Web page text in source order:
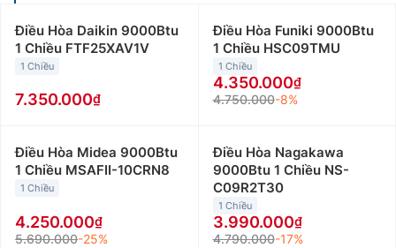
Điều Hòa Daikin 9000Btu
1 Chiều FTF25XAV1V
1 Chiều
7.350.000
Điều Hòa Funiki 9000Btu
1 Chiều HSC09TMU
1 Chiều
4.350.000
4.750.000-8%
Điều Hòa Midea 9000Btu
1 Chiều MSAFII-10CRN8
1 Chiều
4.250.000
5.690.000-25%
Điều Hòa Nagakawa
9000Btu 1 Chiều NS-
C09R2T30
1 Chiều
3.990.000
4.790.000-17%